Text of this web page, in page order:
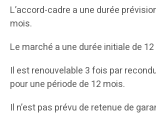
L’accord-cadre a une durée
mois.
Le marché a une durée initiale de
Il est renouvelable 3 fois par
pour une période de 12 mois.
Il n’est pas prévu de retenue de